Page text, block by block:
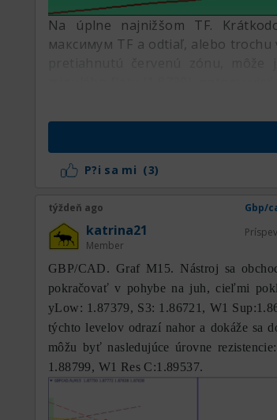
Na úplne najnižšom TF.
максимум TF a odtiaľ, alebo trochu
P?i sa mi (3)
týždeň ago Gbp/
katrina21
Member
GBP/CAD. Graf M15. Nástroj sa
pokračovať v pohybe na juh, cieľmi
yLow: 1.87379, S3: 1.86721, W1
týchto levelov odrazí nahor a dokáže sa
môžu byť nasledujúce úrovne
1.88799, W1 Res C:1.89537.